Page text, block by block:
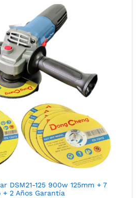
DSM21-125 900w 125mm + 7
+ 2 Años Garantía